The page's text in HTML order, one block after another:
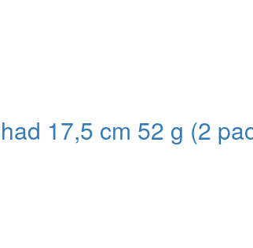
17,5 cm 52 g (2